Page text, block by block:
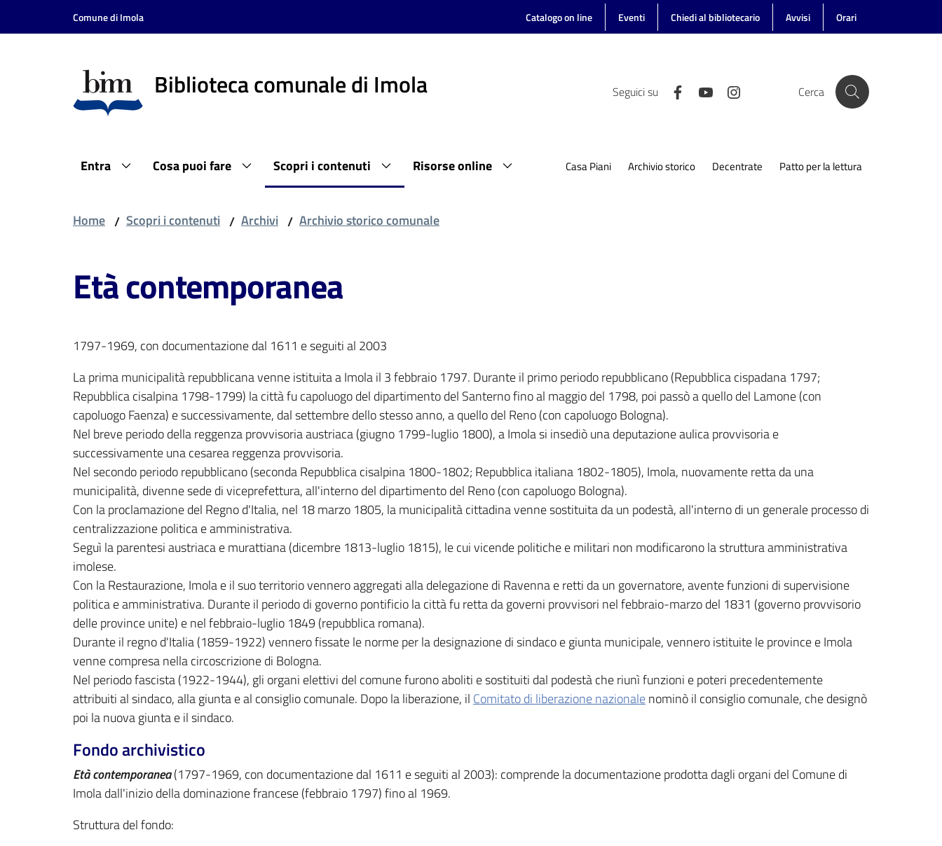
Vai al contenuto
Vai alla navigazione
Comune di Imola Catalogo on line Eventi Chiedi al bibliotecario Avvisi Orari
Biblioteca comunale di Imola Seguici su Cerca
Entra Cosa puoi fare Scopri i contenuti Risorse online Casa Piani Archivio storico Decentrate Patto per la lettura
Home / Scopri i contenuti / Archivi / Archivio storico comunale
Età contemporanea
1797-1969, con documentazione dal 1611 e seguiti al 2003
La prima municipalità repubblicana venne istituita a Imola il 3 febbraio 1797. Durante il primo periodo repubblicano (Repubblica cispadana 1797;
Repubblica cisalpina 1798-1799) la città fu capoluogo del dipartimento del Santerno fino al maggio del 1798, poi passò a quello del Lamone (con
capoluogo Faenza) e successivamente, dal settembre dello stesso anno, a quello del Reno (con capoluogo Bologna).
Nel breve periodo della reggenza provvisoria austriaca (giugno 1799-luglio 1800), a Imola si insediò una deputazione aulica provvisoria e
successivamente una cesarea reggenza provvisoria.
Nel secondo periodo repubblicano (seconda Repubblica cisalpina 1800-1802; Repubblica italiana 1802-1805), Imola, nuovamente retta da una
municipalità, divenne sede di viceprefettura, all'interno del dipartimento del Reno (con capoluogo Bologna).
Con la proclamazione del Regno d'Italia, nel 18 marzo 1805, la municipalità cittadina venne sostituita da un podestà, all'interno di un generale processo di
centralizzazione politica e amministrativa.
Seguì la parentesi austriaca e murattiana (dicembre 1813-luglio 1815), le cui vicende politiche e militari non modificarono la struttura amministrativa
imolese.
Con la Restaurazione, Imola e il suo territorio vennero aggregati alla delegazione di Ravenna e retti da un governatore, avente funzioni di supervisione
politica e amministrativa. Durante il periodo di governo pontificio la città fu retta da governi provvisori nel febbraio-marzo del 1831 (governo provvisorio
delle province unite) e nel febbraio-luglio 1849 (repubblica romana).
Durante il regno d'Italia (1859-1922) vennero fissate le norme per la designazione di sindaco e giunta municipale, vennero istituite le province e Imola
venne compresa nella circoscrizione di Bologna.
Nel periodo fascista (1922-1944), gli organi elettivi del comune furono aboliti e sostituiti dal podestà che riunì funzioni e poteri precedentemente
attribuiti al sindaco, alla giunta e al consiglio comunale. Dopo la liberazione, il Comitato di liberazione nazionalenominò il consiglio comunale, che designò
poi la nuova giunta e il sindaco.
Fondo archivistico
Età contemporanea(1797-1969, con documentazione dal 1611 e seguiti al 2003): comprende la documentazione prodotta dagli organi del Comune di
Imola dall'inizio della dominazione francese (febbraio 1797) fino al 1969.
Struttura del fondo: